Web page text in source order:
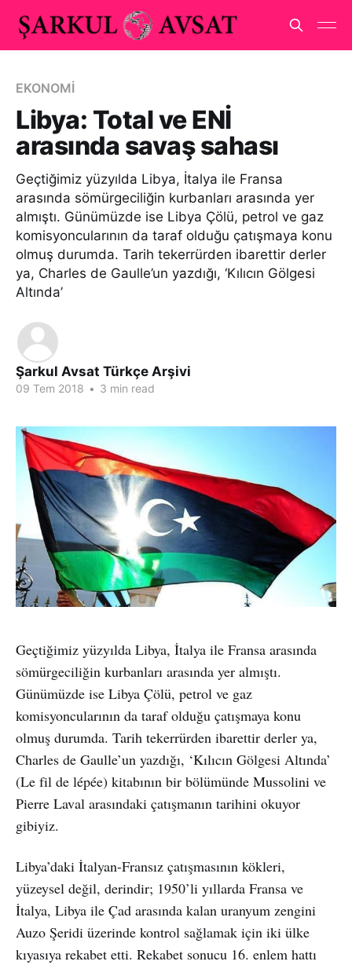
EKONOMİ
Libya: Total ve ENİ
arasında savaş sahası
Geçtiğimiz yüzyılda Libya, İtalya ile Fransa
arasında sömürgeciliğin kurbanları arasında yer
almıştı. Günümüzde ise Libya Çölü, petrol ve gaz
komisyoncularının da taraf olduğu çatışmaya konu
olmuş durumda. Tarih tekerrürden ibarettir derler
ya, Charles de Gaulle’un yazdığı, ‘Kılıcın Gölgesi
Altında’
Şarkul Avsat Türkçe Arşivi
09 Tem 2018 • 3 min read
Geçtiğimiz yüzyılda Libya, İtalya ile Fransa arasında
sömürgeciliğin kurbanları arasında yer almıştı.
Günümüzde ise Libya Çölü, petrol ve gaz
komisyoncularının da taraf olduğu çatışmaya konu
olmuş durumda. Tarih tekerrürden ibarettir derler ya,
Charles de Gaulle’un yazdığı, ‘Kılıcın Gölgesi Altında’
(Le fil de lépée) kitabının bir bölümünde Mussolini ve
Pierre Laval arasındaki çatışmanın tarihini okuyor
gibiyiz.
Libya’daki İtalyan-Fransız çatışmasının kökleri,
yüzeysel değil, derindir; 1950’li yıllarda Fransa ve
İtalya, Libya ile Çad arasında kalan uranyum zengini
Auzo Şeridi üzerinde kontrol sağlamak için iki ülke
kıyasıya rekabet etti. Rekabet sonucu 16. enlem hattı